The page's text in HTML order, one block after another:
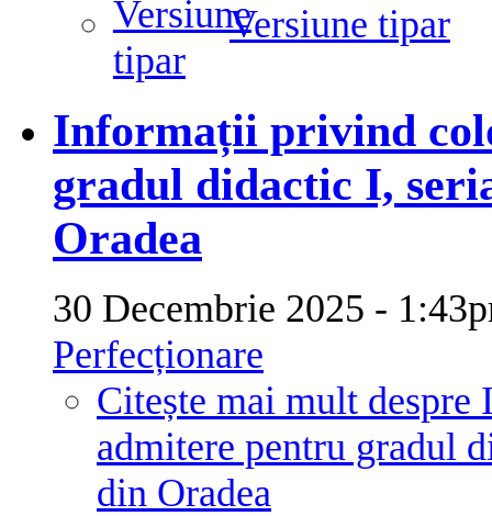
Versiune tipar
Informații privind
gradul didactic I,
Oradea
30 Decembrie 2025 -
Perfecționare
Citește mai mult
admitere pentru gradul
din Oradea